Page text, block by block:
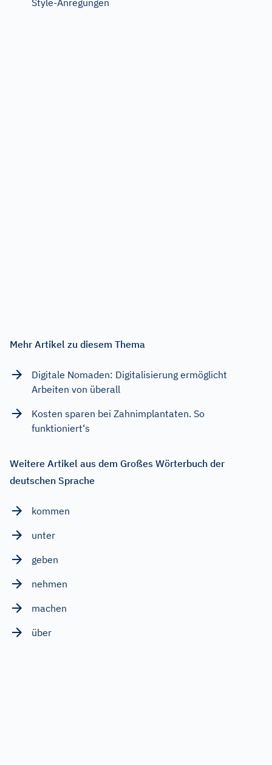
Style-Anregungen
Mehr Artikel zu diesem Thema
Digitale Nomaden: Digitalisierung ermöglicht
Arbeiten von überall
Kosten sparen bei Zahnimplantaten. So
funktioniert‘s
Weitere Artikel aus dem Großes Wörterbuch der
deutschen Sprache
kommen
unter
geben
nehmen
machen
über